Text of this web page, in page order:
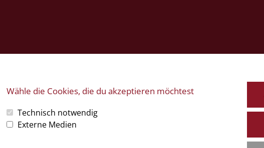
Wähle die Cookies, die du akzeptieren möchtest
Technisch notwendig
Externe Medien